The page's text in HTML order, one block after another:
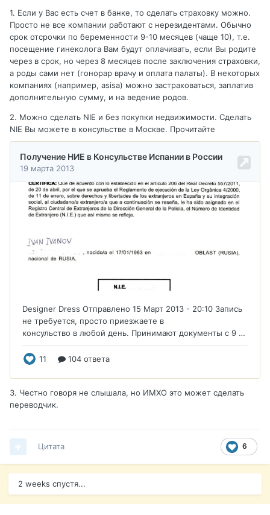
1. Если у Вас есть счет в банке, то сделать страховку можно.
Просто не все компании работают с нерезидентами. Обычно
срок отсрочки по беременности 9-10 месяцев (чаще 10), т.е.
посещение гинеколога Вам будут оплачивать, если Вы родите
через в срок, но через 8 месяцев после заключения страховки,
а роды сами нет (гонорар врачу и оплата палаты). В некоторых
компаниях (например, asisa) можно застраховаться, заплатив
дополнительную сумму, и на ведение родов.
2. Можно сделать NIE и без покупки недвижимости. Сделать
NIE Вы можете в консульстве в Москве. Прочитайте
3. Честно говоря не слышала, но ИМХО это может сделать
переводчик.
6
Цитата
2 weeks спустя...